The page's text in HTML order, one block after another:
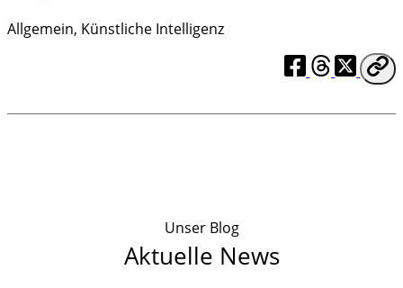
Allgemein, Künstliche Intelligenz
Unser Blog
Aktuelle News